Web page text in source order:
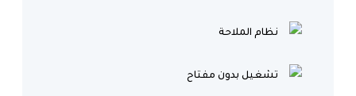
نظام الملاحة
تشغيل بدون مفتاح